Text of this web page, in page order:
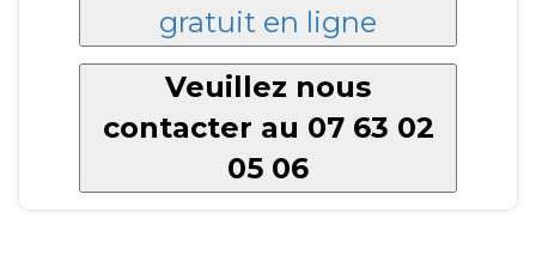
gratuit en ligne
Veuillez nous
contacter au 07 63 02
05 06